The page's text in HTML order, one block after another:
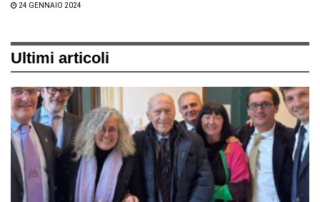
24 GENNAIO 2024
Ultimi articoli